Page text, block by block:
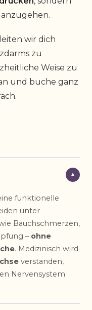
anzugehen.
wir dich
zu
Weise zu
und buche ganz
▾
funktionelle
unter
Bauchschmerzen,
– ohne
. Medizinisch wird
verstanden,
Nervensystem